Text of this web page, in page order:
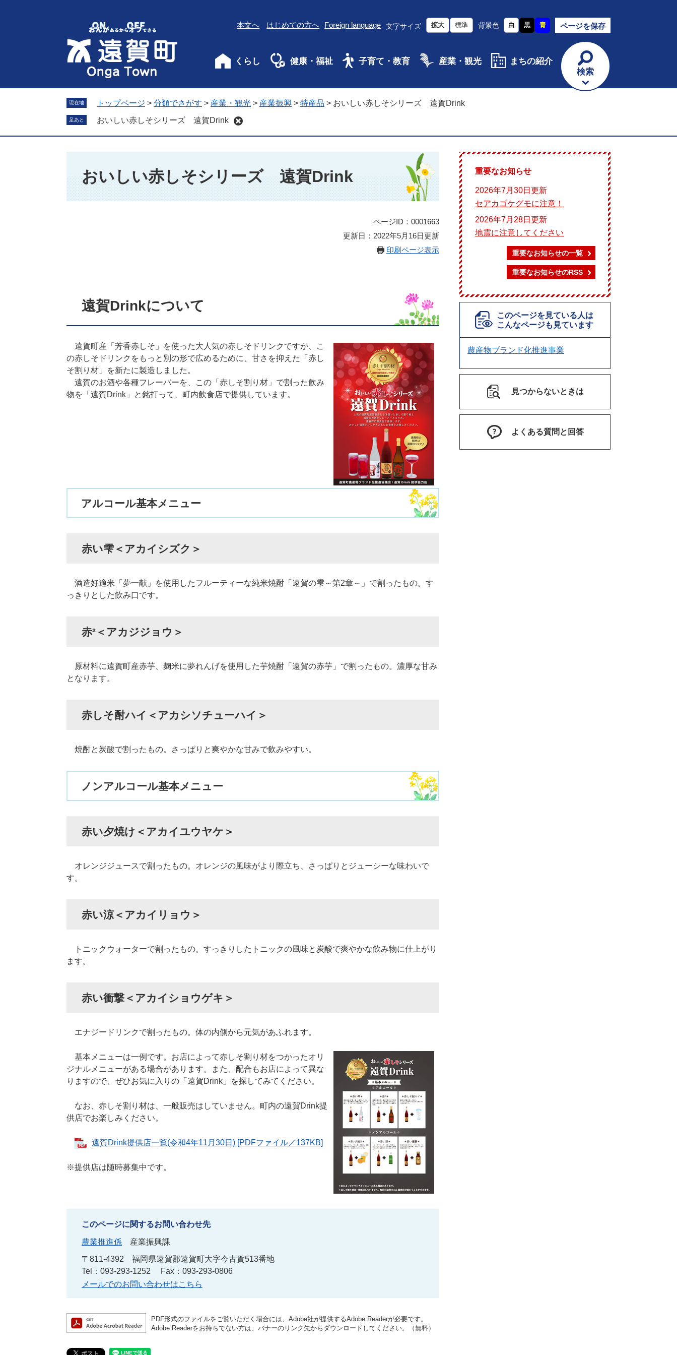
す
し
へ
本文へ はじめての方へ Foreign language 文字サイズ 拡大 標準 背景色 白 黒 青 ページを保存
くらし 健康・福祉 子育て・教育 産業・観光
まちの紹介
検索
現在地 トップページ > 分類でさがす > 産業・観光 > 産業振興 > 特産品 > おいしい赤しそシリーズ 遠賀Drink
足あと おいしい赤しそシリーズ 遠賀Drink
おいしい赤しそシリーズ 遠賀Drink
ページID：0001663
更新日：2022年5月16日更新
印刷ページ表示
遠賀Drinkについて
遠賀町産「芳香赤しそ」を使った大人気の赤しそドリンクですが、こ
の赤しそドリンクをもっと別の形で広めるために、甘さを抑えた「赤し
そ割り材」を新たに製造しました。
遠賀のお酒や各種フレーバーを、この「赤しそ割り材」で割った飲み
物を「遠賀Drink」と銘打って、町内飲食店で提供しています。
アルコール基本メニュー
赤い雫＜アカイシズク＞
酒造好適米「夢一献」を使用したフルーティーな純米焼酎「遠賀の雫～第2章～」で割ったもの。す
っきりとした飲み口です。
赤²＜アカジジョウ＞
原材料に遠賀町産赤芋、麹米に夢れんげを使用した芋焼酎「遠賀の赤芋」で割ったもの。濃厚な甘み
となります。
赤しそ酎ハイ＜アカシソチューハイ＞
焼酎と炭酸で割ったもの。さっぱりと爽やかな甘みで飲みやすい。
ノンアルコール基本メニュー
赤い夕焼け＜アカイユウヤケ＞
オレンジジュースで割ったもの。オレンジの風味がより際立ち、さっぱりとジューシーな味わいで
す。
赤い涼＜アカイリョウ＞
トニックウォーターで割ったもの。すっきりしたトニックの風味と炭酸で爽やかな飲み物に仕上がり
ます。
赤い衝撃＜アカイショウゲキ＞
エナジードリンクで割ったもの。体の内側から元気があふれます。
基本メニューは一例です。お店によって赤しそ割り材をつかったオリ
ジナルメニューがある場合があります。また、配合もお店によって異な
りますので、ぜひお気に入りの「遠賀Drink」を探してみてください。
なお、赤しそ割り材は、一般販売はしていません。町内の遠賀Drink提
供店でお楽しみください。
遠賀Drink提供店一覧(令和4年11月30日) [PDFファイル／137KB]
※提供店は随時募集中です。
このページに関するお問い合わせ先
農業推進係
産業振興課
〒811-4392
福岡県遠賀郡遠賀町大字今古賀513番地
Tel：093-293-1252
Fax：093-293-0806
メールでのお問い合わせはこちら
PDF形式のファイルをご覧いただく場合には、Adobe社が提供するAdobe Readerが必要です。
Adobe Readerをお持ちでない方は、バナーのリンク先からダウンロードしてください。（無料）
重要なお知らせ
2026年7月30日更新
セアカゴケグモに注意！
2026年7月28日更新
地震に注意してください
重要なお知らせの一覧
重要なお知らせのRSS
このページを見ている人は
こんなページも見ています
農産物ブランド化推進事業
見つからないときは
よくある質問と回答